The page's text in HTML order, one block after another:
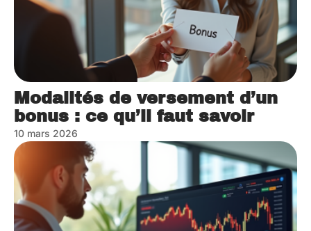
Modalités de versement d’un
bonus : ce qu’il faut savoir
10 mars 2026